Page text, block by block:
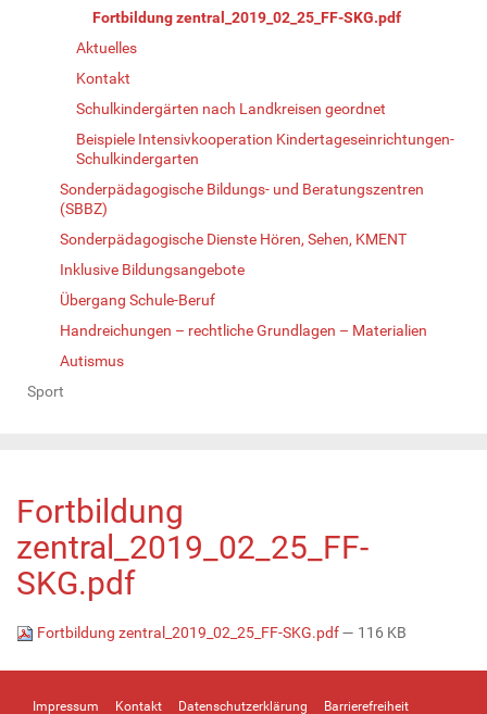
Fortbildung zentral_2019_02_25_FF-SKG.pdf
Aktuelles
Kontakt
Schulkindergärten nach Landkreisen geordnet
Beispiele Intensivkooperation Kindertageseinrichtungen-
Schulkindergarten
Sonderpädagogische Bildungs- und Beratungszentren
(SBBZ)
Sonderpädagogische Dienste Hören, Sehen, KMENT
Inklusive Bildungsangebote
Übergang Schule-Beruf
Handreichungen – rechtliche Grundlagen – Materialien
Autismus
Sport
Fortbildung
zentral_2019_02_25_FF-
SKG.pdf
Fortbildung zentral_2019_02_25_FF-SKG.pdf— 116 KB
Impressum Kontakt Datenschutzerklärung Barrierefreiheit